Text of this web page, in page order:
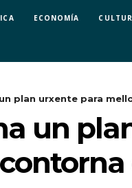
ECONOMÍA
plan urxente para
un